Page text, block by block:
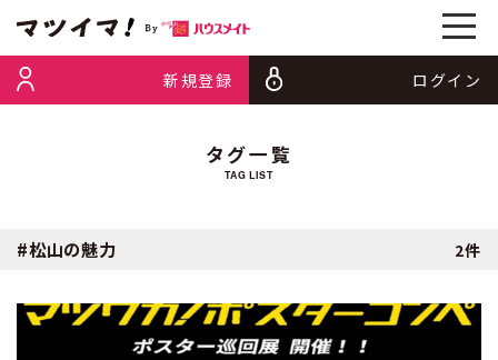
新規登録 ログイン
タグ一覧
TAG LIST
#松山の魅力 2件